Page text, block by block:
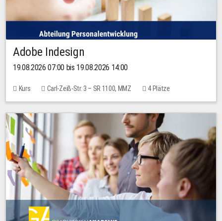
Adobe Indesign
19.08.2026 07:00 bis 19.08.2026 14:00
Kurs Carl-Zeiß-Str. 3 – SR 1100, MMZ 4 Plätze